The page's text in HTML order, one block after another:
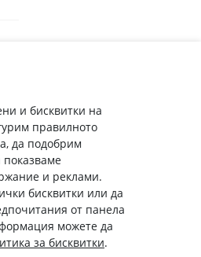
за лични данни.
„Ванчева“
и бисквитки на
правилното
да подобрим
показваме
и реклами.
бисквитки или да
от панела
можете да
за бисквитки.